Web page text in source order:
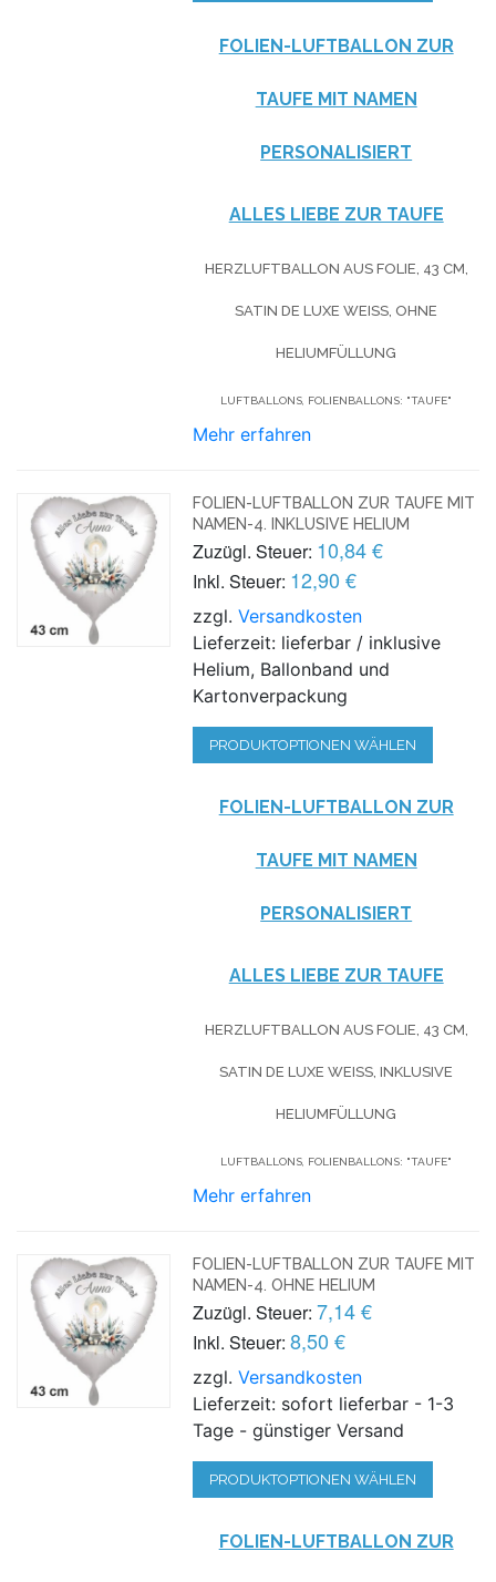
FOLIEN-LUFTBALLON ZUR
TAUFE MIT NAMEN
PERSONALISIERT
ALLES LIEBE ZUR TAUFE
HERZLUFTBALLON AUS FOLIE, 43 CM,
SATIN DE LUXE WEISS, OHNE H
ELIUMFÜLLUNG
LUFTBALLONS, FOLIENBALLONS: "TAUFE"
Mehr erfahren
FOLIEN-LUFTBALLON ZUR TAUFE MIT
NAMEN-4. INKLUSIVE HELIUM
Zuzügl. Steuer: 10,84 €
Inkl. Steuer: 12,90 €
zzgl.Versandkosten
Lieferzeit: lieferbar / inklusive
Helium, Ballonband und
Kartonverpackung
PRODUKTOPTIONEN WÄHLEN
FOLIEN-LUFTBALLON ZUR
TAUFE MIT NAMEN
PERSONALISIERT
ALLES LIEBE ZUR TAUFE
HERZLUFTBALLON AUS FOLIE, 43 CM,
SATIN DE LUXE WEISS, INKLUSIVE H
ELIUMFÜLLUNG
LUFTBALLONS, FOLIENBALLONS: "TAUFE"
Mehr erfahren
FOLIEN-LUFTBALLON ZUR TAUFE MIT
NAMEN-4. OHNE HELIUM
Zuzügl. Steuer: 7,14 €
Inkl. Steuer: 8,50 €
zzgl.Versandkosten
Lieferzeit: sofort lieferbar - 1-3
Tage - günstiger Versand
PRODUKTOPTIONEN WÄHLEN
FOLIEN-LUFTBALLON ZUR